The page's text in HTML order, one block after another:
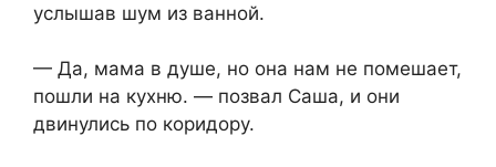
услышав шум из ванной.
— Да, мама в душе, но она нам не помешает,
пошли на кухню. — позвал Саша, и они
двинулись по коридору.